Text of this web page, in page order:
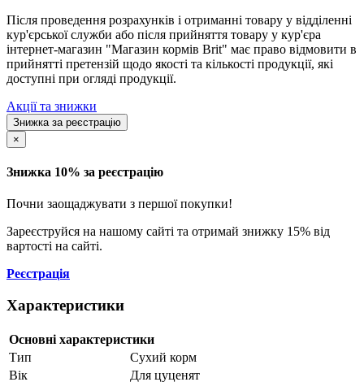
Після проведення розрахунків і отриманні товару у відділенні
кур'єрської служби або після прийняття товару у кур'єра
інтернет-магазин "Магазин кормів Brit" має право відмовити в
прийнятті претензій щодо якості та кількості продукції, які
доступні при огляді продукції.
Акції та знижки
Знижка за реєстрацію
×
Знижка 10% за реєстрацію
Почни заощаджувати з першої покупки!
Зареєструйся на нашому сайті та отримай знижку 15% від
вартості на сайті.
Реєстрація
Характеристики
Основні характеристики
Тип
Сухий корм
Вік
Для цуценят